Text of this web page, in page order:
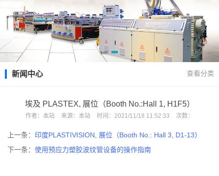
新闻中心 查看分类
埃及 PLASTEX, 展位（Booth No.:Hall 1, H1F5）
作者： 本站 来源： 本站 时间： 2021/11/18 11:52:33 次数：
上一条： 印度PLASTIVISION, 展位（Booth No.: Hall 3, D1-13）
下一条： 使用预应力塑胶波纹管设备的操作指南